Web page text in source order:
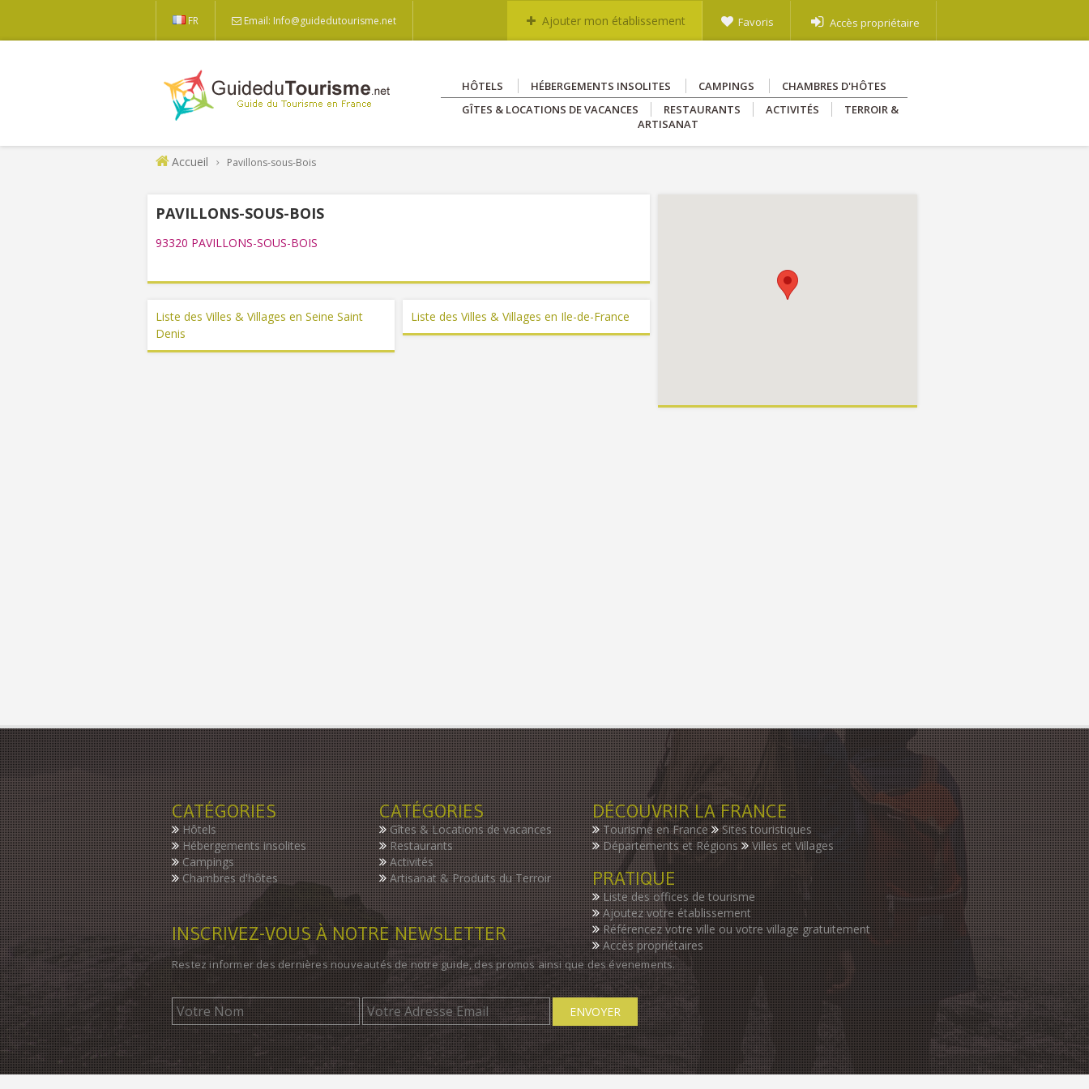
FR Email: Info@guidedutourisme.net Ajouter mon établissement Favoris Accès propriétaire
HÔTELS HÉBERGEMENTS INSOLITES CAMPINGS
CHAMBRES D'HÔTES
GÎTES & LOCATIONS DE VACANCES
RESTAURANTS ACTIVITÉS
TERROIR &
ARTISANAT
Accueil Pavillons-sous-Bois
PAVILLONS-SOUS-BOIS
93320 PAVILLONS-SOUS-BOIS
Liste des Villes & Villages en Seine Saint
Denis
Liste des Villes & Villages en Ile-de-France
CATÉGORIES
Hôtels
Hébergements insolites
Campings
Chambres d'hôtes
CATÉGORIES
Gîtes & Locations de vacances
Restaurants
Activités
Artisanat & Produits du Terroir
DÉCOUVRIR LA FRANCE
Tourisme en France
Sites touristiques
Départements et Régions
Villes et Villages
PRATIQUE
Liste des offices de tourisme
Ajoutez votre établissement
Référencez votre ville ou votre village gratuitement
Accès propriétaires
INSCRIVEZ-VOUS À NOTRE NEWSLETTER
Restez informer des dernières nouveautés de notre guide, des promos ainsi que des évenements.